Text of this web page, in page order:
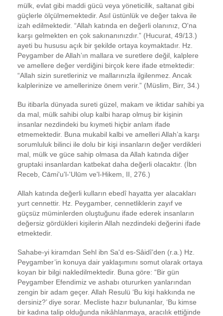
mülk, evlat gibi maddi gücü veya yöneticilik, saltanat gibi
güçlerle ölçülmemektedir. Asıl üstünlük ve değer takva ile
izah edilmektedir. “Allah katında en değerli olanınız, O'na
karşı gelmekten en çok sakınanınızdır.” (Hucurat, 49/13.)
ayeti bu hususu açık bir şekilde ortaya koymaktadır. Hz.
Peygamber de Allahʼın mallara ve suretlere değil, kalplere
ve amellere değer verdiğini birçok kere ifade etmektedir:
“Allah sizin suretleriniz ve mallarınızla ilgilenmez. Ancak
kalplerinize ve amellerinize önem verir.” (Müslim, Birr, 34.)
Bu itibarla dünyada sureti güzel, makam ve iktidar sahibi ya
da mal, mülk sahibi olup kalbi harap olmuş bir kişinin
insanlar nezdindeki bu kıymeti hiçbir anlam ifade
etmemektedir. Buna mukabil kalbi ve amelleri Allah’a karşı
sorumluluk bilinci ile dolu bir kişi insanların değer verdikleri
mal, mülk ve güce sahip olmasa da Allah katında diğer
gruptaki insanlardan katbekat daha değerli olacaktır. (İbn
Receb, Cāmi'u'l-'Ulūm ve'l-Hikem, II, 276.)
Allah katında değerli kulların ebedî hayatta yer alacakları
yurt cennettir. Hz. Peygamber, cennetliklerin zayıf ve
güçsüz müminlerden oluştuğunu ifade ederek insanların
değersiz gördükleri kişilerin Allah nezdindeki değerini ifade
etmektedir.
Sahabe-yi kiramdan Sehl ibn Sa'd es-Sâidî’den (r.a.) Hz.
Peygamber’in konuya dair yaklaşımını somut olarak ortaya
koyan bir bilgi nakledilmektedir. Buna göre: “Bir gün
Peygamber Efendimiz ve ashabı otururken yanlarından
zengin bir adam geçer. Allah Resulü ‘Bu kişi hakkında ne
dersiniz?’ diye sorar. Mecliste hazır bulunanlar, ‘Bu kimse
bir kadına talip olduğunda nikâhlanmaya, aracılık ettiğinde